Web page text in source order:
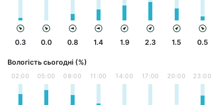
0.3 0.0 0.8 1.4 1.9 2.3 1.5 0.5
Вологість сьогодні (%)
02:00 05:00 08:00 11:00 14:00 17:00 20:00 23:00